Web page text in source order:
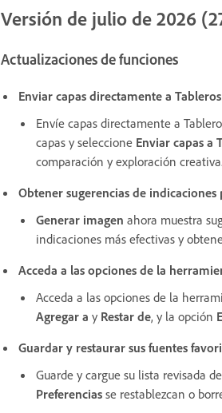
Versión de julio de 2026
Actualizaciones de funciones
Enviar capas directamente a
Envíe capas directamente a
capas y seleccione Enviar capas a
comparación y exploración creativa.
Obtener sugerencias de
Generar imagen ahora muestra
indicaciones más efectivas y
Acceda a las opciones de la
Acceda a las opciones de la
Agregar a y Restar de, y la opción
Guardar y restaurar sus fuentes
Guarde y cargue su lista revisada
Preferencias se restablezcan o